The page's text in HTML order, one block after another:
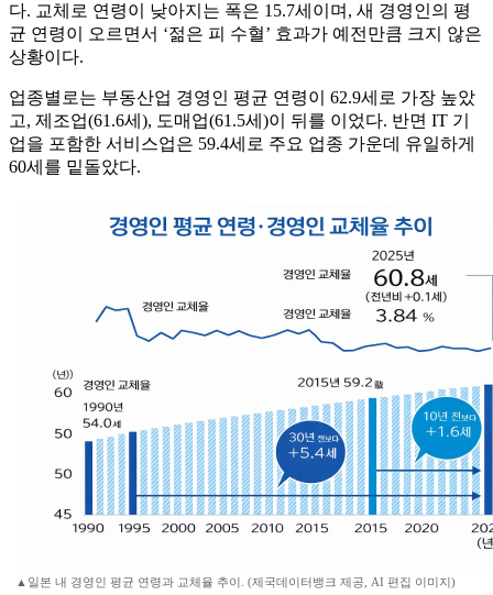
다. 교체로 연령이 낮아지는 폭은 15.7세이며, 새 경영인의 평
균 연령이 오르면서 ‘젊은 피 수혈’ 효과가 예전만큼 크지 않은
상황이다.
업종별로는 부동산업 경영인 평균 연령이 62.9세로 가장 높았
고, 제조업(61.6세), 도매업(61.5세)이 뒤를 이었다. 반면 IT 기
업을 포함한 서비스업은 59.4세로 주요 업종 가운데 유일하게
60세를 밑돌았다.
▲일본 내 경영인 평균 연령과 교체율 추이. (제국데이터뱅크 제공, AI 편집 이미지)